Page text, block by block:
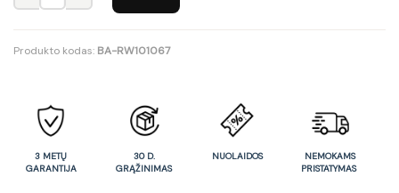
Produkto kodas: BA-RW101067
3 METŲ
GARANTIJA
30 D.
GRĄŽINIMAS
NUOLAIDOS
NEMOKAMS
PRISTATYMAS